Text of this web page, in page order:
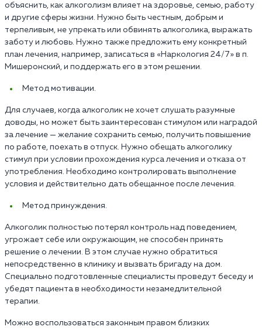
объяснить, как алкоголизм влияет на здоровье, семью, работу
и другие сферы жизни. Нужно быть честным, добрым и
терпеливым, не упрекать или обвинять алкоголика, выражать
заботу и любовь. Нужно также предложить ему конкретный
план лечения, например, записаться в «Наркология 24/7» в п.
Мишеронский, и поддержать его в этом решении.
Метод мотивации.
Для случаев, когда алкоголик не хочет слушать разумные
доводы, но может быть заинтересован стимулом или наградой
за лечение — желание сохранить семью, получить повышение
по работе, поехать в отпуск. Нужно обещать алкоголику
стимул при условии прохождения курса лечения и отказа от
употребления. Необходимо контролировать выполнение
условия и действительно дать обещанное после лечения.
Метод принуждения.
Алкоголик полностью потерял контроль над поведением,
угрожает себе или окружающим, не способен принять
решение о лечении. В этом случае нужно обратиться
непосредственно в клинику и вызвать бригаду на дом.
Специально подготовленные специалисты проведут беседу и
убедят пациента в необходимости незамедлительной
терапии.
Можно воспользоваться законным правом близких